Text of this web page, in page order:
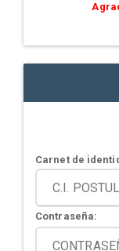
Carnet de
Contraseña: